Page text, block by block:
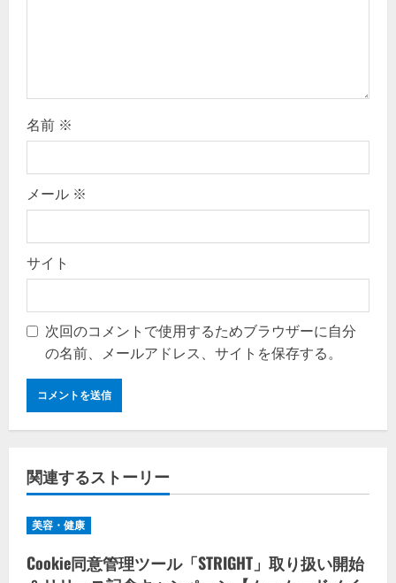
名前 ※
メール ※
サイト
次回のコメントで使用するためブラウザーに自分
の名前、メールアドレス、サイトを保存する。
関連するストーリー
美容・健康
Cookie同意管理ツール「STRIGHT」取り扱い開始